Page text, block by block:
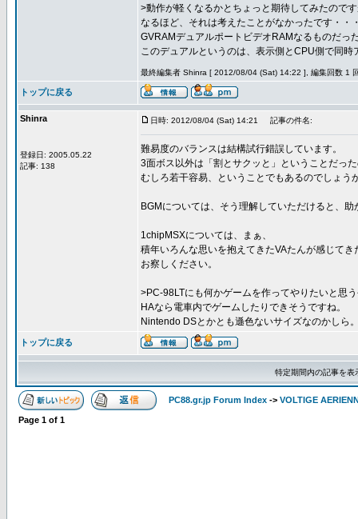
>動作が軽くなるかとちょっと期待してみたので
なるほど、それは考えたことがなかったです・・
GVRAMデュアルポートビデオRAMなるものだっ
このデュアルというのは、表示側とCPU側で同
最終編集者 Shinra [ 2012/08/04 (Sat) 14:22 ], 編集回数 1
トップに戻る
Shinra
登録日: 2005.05.22
記事: 138
日時: 2012/08/04 (Sat) 14:21 記事の件名:
難易度のバランスは結構試行錯誤しています。
3面ボス以外は「割とサクッと」ということだっ
むしろ若干容易、ということでもあるのでしょう
BGMについては、そう理解していただけると、助
1chipMSXについては、まぁ、
積年いろんな思いを抱えてきたVAたんが感じてき
お察しください。
>PC-98LTにも何かゲームを作ってやりたいと思
HAなら電車内でゲームしたりできそうですね。
Nintendo DSとかとも遜色ないサイズなのかしら
トップに戻る
特定期間内の記事を
PC88.gr.jp Forum Index -> VOLTIGE
Page 1 of 1